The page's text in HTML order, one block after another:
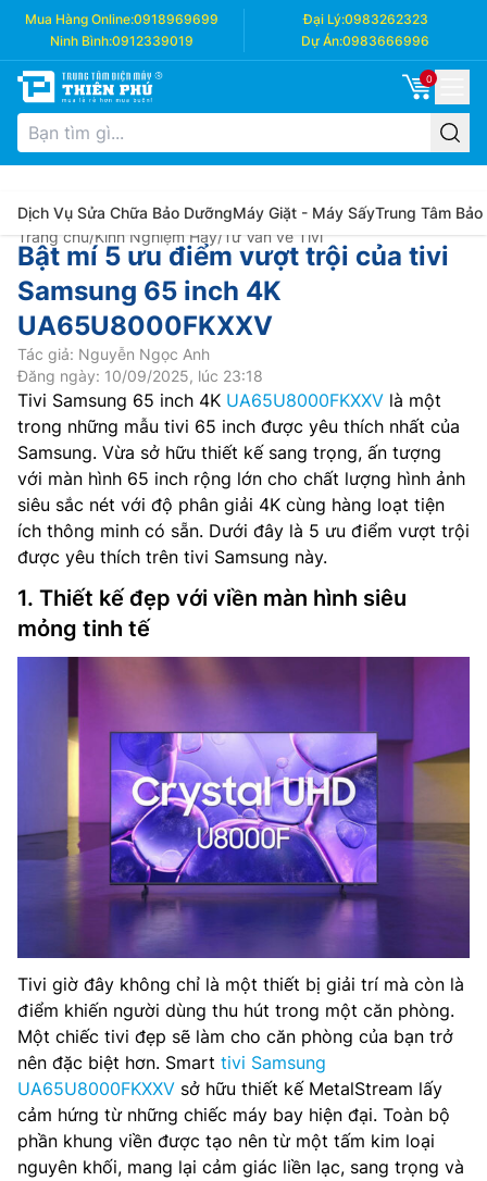
Mua Hàng Online:0918969699 Đại Lý:0983262323
Ninh Bình:0912339019 Dự Án:0983666996
0
Dịch Vụ Sửa Chữa Bảo DưỡngMáy Giặt - Máy SấyTrung Tâm Bảo
Trang chủ/Kinh Nghiệm Hay/Tư Vấn về Tivi
Bật mí 5 ưu điểm vượt trội của tivi
Samsung 65 inch 4K
UA65U8000FKXXV
Tác giả: Nguyễn Ngọc Anh
Đăng ngày: 10/09/2025, lúc 23:18
Tivi Samsung 65 inch 4K UA65U8000FKXXV là một
trong những mẫu tivi 65 inch được yêu thích nhất của
Samsung. Vừa sở hữu thiết kế sang trọng, ấn tượng
với màn hình 65 inch rộng lớn cho chất lượng hình ảnh
siêu sắc nét với độ phân giải 4K cùng hàng loạt tiện
ích thông minh có sẵn. Dưới đây là 5 ưu điểm vượt trội
được yêu thích trên tivi Samsung này.
1. Thiết kế đẹp với viền màn hình siêu
mỏng tinh tế
Tivi giờ đây không chỉ là một thiết bị giải trí mà còn là
điểm khiến người dùng thu hút trong một căn phòng.
Một chiếc tivi đẹp sẽ làm cho căn phòng của bạn trở
nên đặc biệt hơn. Smart tivi Samsung
UA65U8000FKXXV sở hữu thiết kế MetalStream lấy
cảm hứng từ những chiếc máy bay hiện đại. Toàn bộ
phần khung viền được tạo nên từ một tấm kim loại
nguyên khối, mang lại cảm giác liền lạc, sang trọng và